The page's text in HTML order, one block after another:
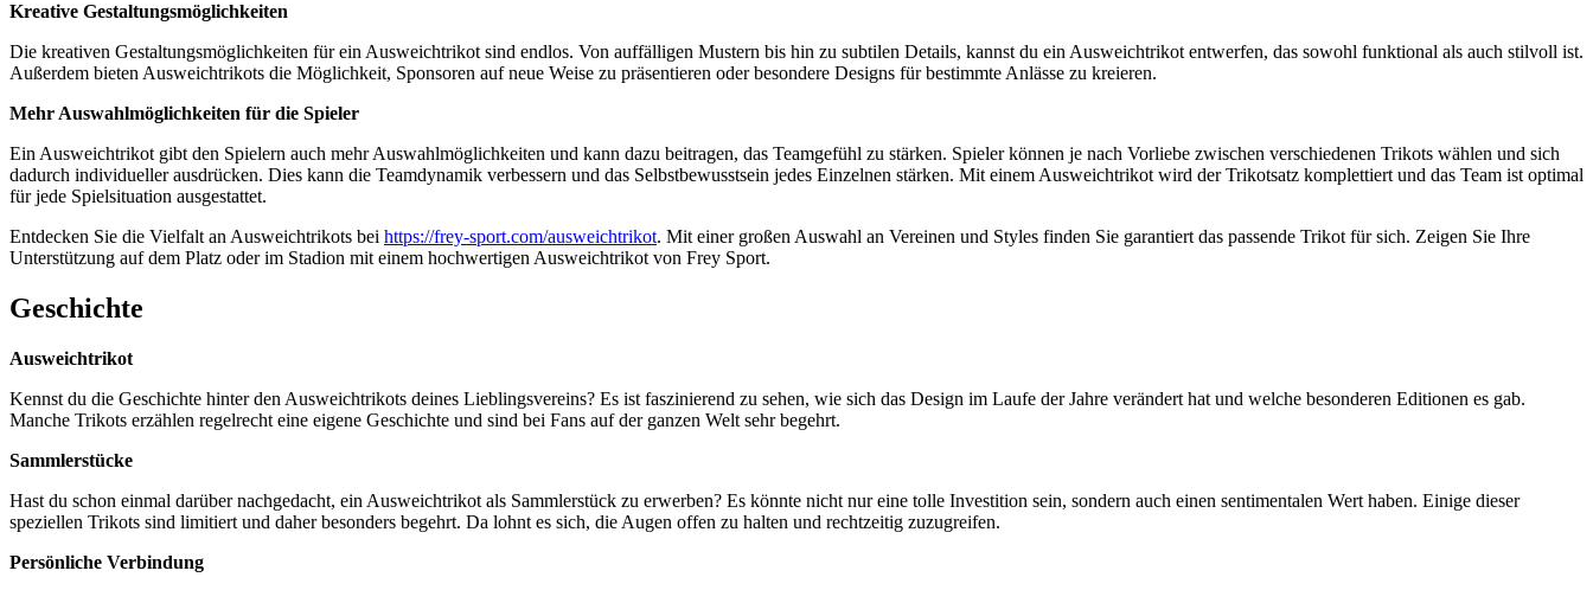
Kreative Gestaltungsmöglichkeiten
Die kreativen Gestaltungsmöglichkeiten für ein Ausweichtrikot sind endlos. Von auffälligen Mustern bis hin zu subtilen Details, kannst du ein Ausweichtrikot entwerfen, das sowohl funktional als auch stilvoll ist.
Außerdem bieten Ausweichtrikots die Möglichkeit, Sponsoren auf neue Weise zu präsentieren oder besondere Designs für bestimmte Anlässe zu kreieren.
Mehr Auswahlmöglichkeiten für die Spieler
Ein Ausweichtrikot gibt den Spielern auch mehr Auswahlmöglichkeiten und kann dazu beitragen, das Teamgefühl zu stärken. Spieler können je nach Vorliebe zwischen verschiedenen Trikots wählen und sich
dadurch individueller ausdrücken. Dies kann die Teamdynamik verbessern und das Selbstbewusstsein jedes Einzelnen stärken. Mit einem Ausweichtrikot wird der Trikotsatz komplettiert und das Team ist optimal
für jede Spielsituation ausgestattet.
Entdecken Sie die Vielfalt an Ausweichtrikots bei https://frey-sport.com/ausweichtrikot. Mit einer großen Auswahl an Vereinen und Styles finden Sie garantiert das passende Trikot für sich. Zeigen Sie Ihre
Unterstützung auf dem Platz oder im Stadion mit einem hochwertigen Ausweichtrikot von Frey Sport.
Geschichte
Ausweichtrikot
Kennst du die Geschichte hinter den Ausweichtrikots deines Lieblingsvereins? Es ist faszinierend zu sehen, wie sich das Design im Laufe der Jahre verändert hat und welche besonderen Editionen es gab.
Manche Trikots erzählen regelrecht eine eigene Geschichte und sind bei Fans auf der ganzen Welt sehr begehrt.
Sammlerstücke
Hast du schon einmal darüber nachgedacht, ein Ausweichtrikot als Sammlerstück zu erwerben? Es könnte nicht nur eine tolle Investition sein, sondern auch einen sentimentalen Wert haben. Einige dieser
speziellen Trikots sind limitiert und daher besonders begehrt. Da lohnt es sich, die Augen offen zu halten und rechtzeitig zuzugreifen.
Persönliche Verbindung